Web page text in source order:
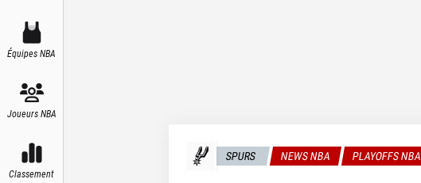
Équipes NBA
Joueurs NBA
Classement
SPURS NEWS NBA PLAYOFFS NBA